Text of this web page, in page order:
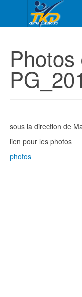
sous la direction de
lien pour les photos
photos